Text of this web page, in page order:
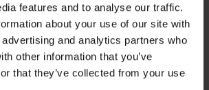
features and to analyse our traffic.
about your use of our site with
and analytics partners who
other information that you’ve
that they’ve collected from your use